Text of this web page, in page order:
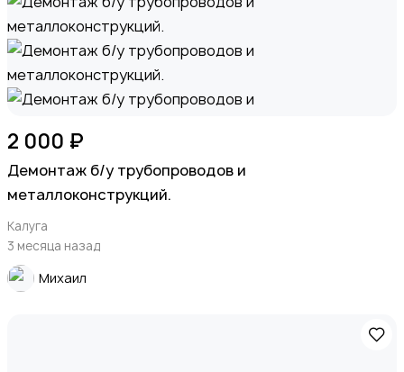
2 000 ₽
Демонтаж б/у трубопроводов и
металлоконструкций.
Калуга
3 месяца назад
Михаил